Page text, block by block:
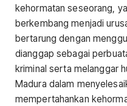
kehormatan seseorang,
berkembang menjadi
bertarung dengan
dianggap sebagai
kriminal serta melanggar
Madura dalam
mempertahankan